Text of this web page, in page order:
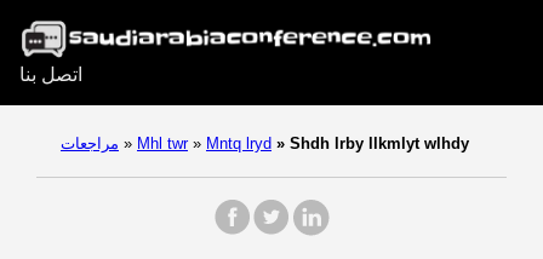
اتصل بنا
مراجعات » Mhl twr » Mntq lryd » Shdh lrby llkmlyt wlhdy